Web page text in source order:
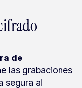
de
las grabaciones
segura al